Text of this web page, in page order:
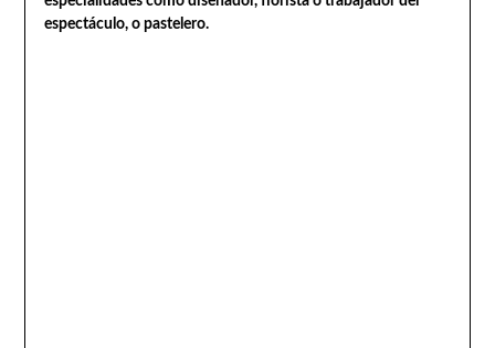
espectáculo, o pastelero.